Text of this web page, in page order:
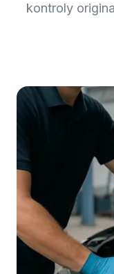
kontroly